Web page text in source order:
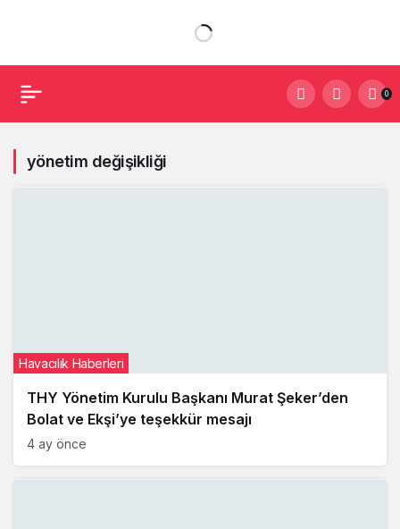
0
yönetim değişikliği
THY Yönetim Kurulu Başkanı Murat Şeker’den
Bolat ve Ekşi’ye teşekkür mesajı
Havacılık Haberleri
4 ay önce